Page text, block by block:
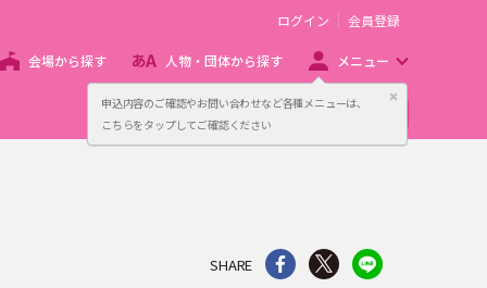
申込内容のご確認やお問い合わせなど各種メニューは、
こちらをタップしてご確認ください
閉じる
ログイン 会員登録
会場から探す 人物・団体から探す メニュー
主催者向け販売サービス
SHARE シェア Twitter